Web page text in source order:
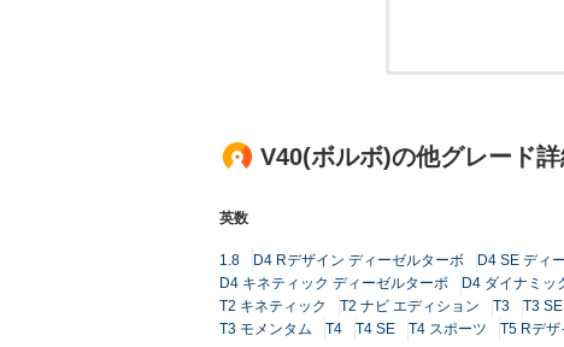
V40(ボルボ)の他グレード詳
英数
1.8 D4 Rデザイン ディーゼルターボ D4 SE ディ
D4 キネティック ディーゼルターボ
D4 ダイナミッ
T2 キネティック
T2 ナビ エディション T3 T3 SE
T3 モメンタム
T4 T4 SE T4 スポーツ T5 Rデザ